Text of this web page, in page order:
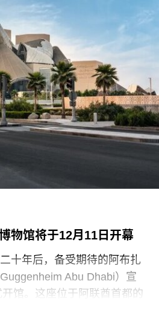
生分支发展而来。行动中，
与以色列的贸易往来。随
体泼洒在展厅地面，引发现
被警方逮捕。
艺术机构正接连成为抗议活
发生几天前，两名年轻的气
·梵高1888年作品《向日
汤而被判处监禁。庭审中，
作本身并未受损，但泼洒在
入了展厅地面，污染了大理
造成美术馆约8000英镑的损
用于清洁，其余费用主要用
，部分费用源于馆方自行决
而非抗议行为本身造成的损
获法院采纳。
物馆将于12月11日开幕
十年后，备受期待的阿布扎
Abu Dhabi）宣
馆。这座位于阿联酋首都的